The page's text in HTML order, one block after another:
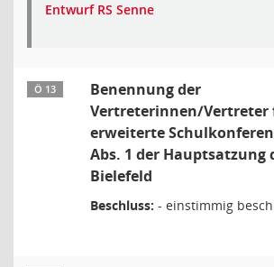
Entwurf RS Senne
Ö 13
Benennung der
Vertreterinnen/Vertreter
erweiterte
Abs. 1 der Hauptsatzung
Bielefeld
Beschluss: - einstimmig